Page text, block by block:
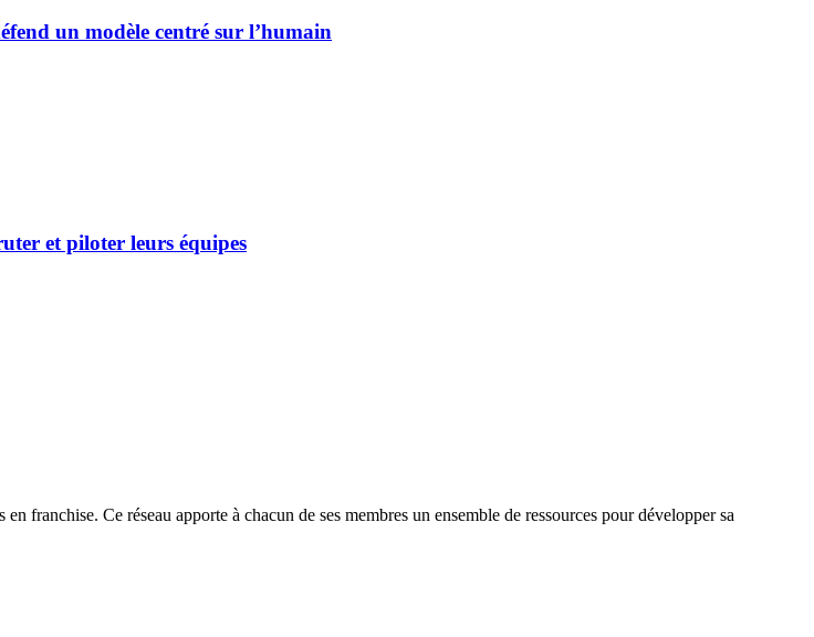
un modèle centré sur l’humain
et piloter leurs équipes
franchise. Ce réseau apporte à chacun de ses membres un ensemble de ressources pour développer sa